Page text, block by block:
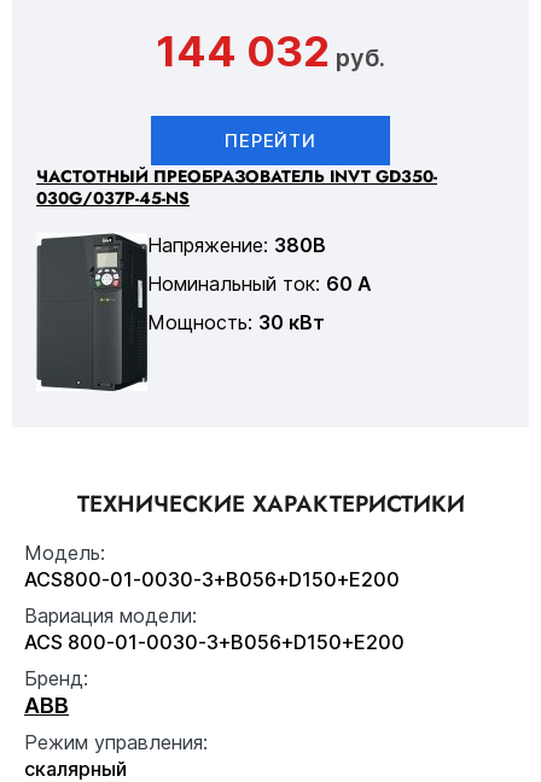
144 032 руб.
ПЕРЕЙТИ
ЧАСТОТНЫЙ ПРЕОБРАЗОВАТЕЛЬ INVT GD350-
030G/037P-45-NS
Напряжение: 380В
Номинальный ток: 60 А
Мощность: 30 кВт
ТЕХНИЧЕСКИЕ ХАРАКТЕРИСТИКИ
Модель:
ACS800-01-0030-3+B056+D150+E200
Вариация модели:
ACS 800-01-0030-3+B056+D150+E200
Бренд:
ABB
Режим управления:
скалярный